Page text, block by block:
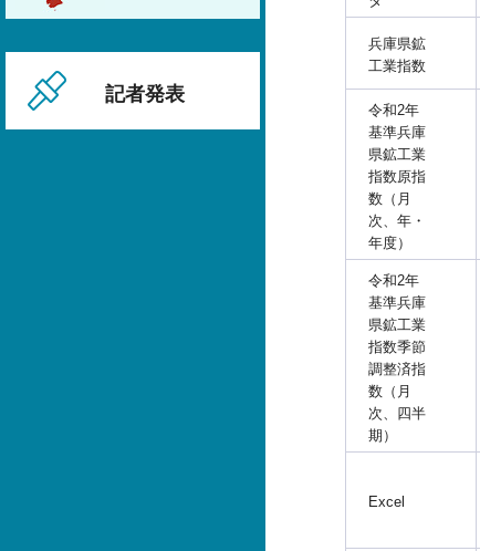
記者発表
兵庫県鉱
工業指数
令和2年
基準兵庫
県鉱工業
指数原指
数（月
次、年・
年度）
令和2年
基準兵庫
県鉱工業
指数季節
調整済指
数（月
次、四半
期）
Excel